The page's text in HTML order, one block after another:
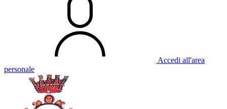
Accedi all'area
personale